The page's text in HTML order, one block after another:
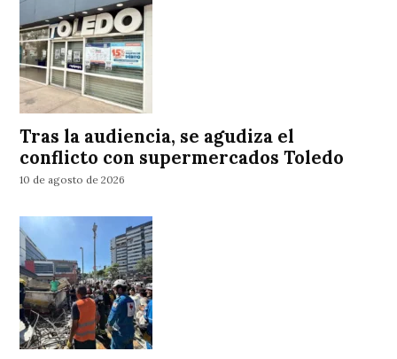
Tras la audiencia, se agudiza el
conflicto con supermercados Toledo
10 de agosto de 2026